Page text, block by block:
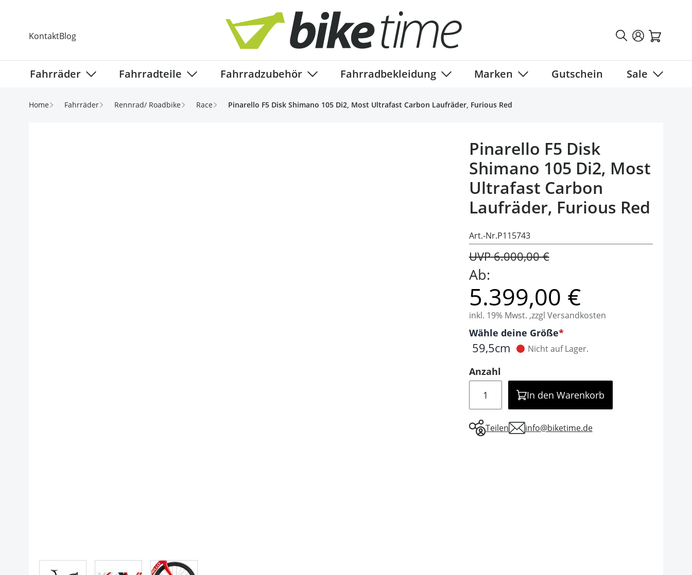
KontaktBlog
Fahrräder Fahrradteile Fahrradzubehör
Show submenu for Fahrradzubehör category
Fahrradbekleidung Marken Gutschein Sale
Home Fahrräder Rennrad/ Roadbike Race Pinarello F5 Disk Shimano 105 Di2, Most Ultrafast Carbon Laufräder, Furious Red
Pinarello F5 Disk
Shimano 105 Di2, Most
Ultrafast Carbon
Laufräder, Furious Red
Art.-Nr.P115743
UVP 6.000,00 €
Ab:
5.399,00 €
inkl. 19% Mwst. ,zzgl Versandkosten
Optionen
Wähle deine Größe
It is required to select one of the available
59,5cm Nicht auf Lager.
Anzahl
In den Warenkorb
Teilen info@biketime.de
View larger imageView larger image